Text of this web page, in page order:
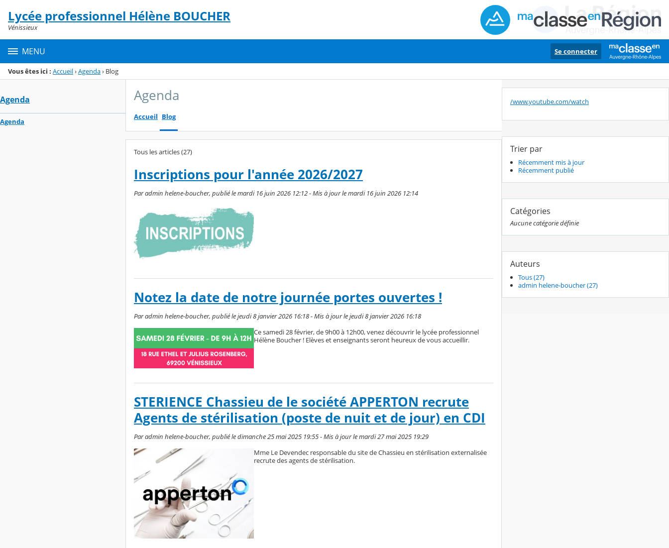
Menu de la rubrique
Contenu
Lycée professionnel Hélène BOUCHER
Vénissieux
MENU Se connecter
Vous êtes ici : Accueil›Agenda› Blog
Agenda
Agenda
Agenda
Accueil Blog
Tous les articles (27)
Inscriptions pour l'année 2026/2027
Par admin helene-boucher, publié le mardi 16 juin 2026 12:12 - Mis à jour le mardi 16 juin 2026 12:14
Notez la date de notre journée portes ouvertes !
Par admin helene-boucher, publié le jeudi 8 janvier 2026 16:18 - Mis à jour le jeudi 8 janvier 2026 16:18
Ce samedi 28 février, de 9h00 à 12h00, venez découvrir le lycée professionnel
Hélène Boucher ! Elèves et enseignants seront heureux de vous accueillir.
STERIENCE Chassieu de le société APPERTON recrute
Agents de stérilisation (poste de nuit et de jour) en CDI
Par admin helene-boucher, publié le dimanche 25 mai 2025 19:55 - Mis à jour le mardi 27 mai 2025 19:29
Mme Le Devendec responsable du site de Chassieu en stérilisation externalisée
recrute des agents de stérilisation.
/www.youtube.com/watch
Trier par
Récemment mis à jour
Récemment publié
Catégories
Aucune catégorie définie
Auteurs
Tous (27)
admin helene-boucher (27)